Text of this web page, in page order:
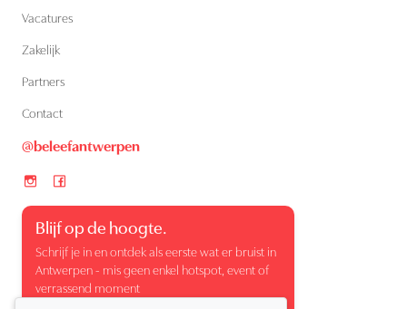
Vacatures
Zakelijk
Partners
Contact
@beleefantwerpen
Blijf op de hoogte.
Schrijf je in en ontdek als eerste wat er bruist in
Antwerpen - mis geen enkel hotspot, event of
verrassend moment